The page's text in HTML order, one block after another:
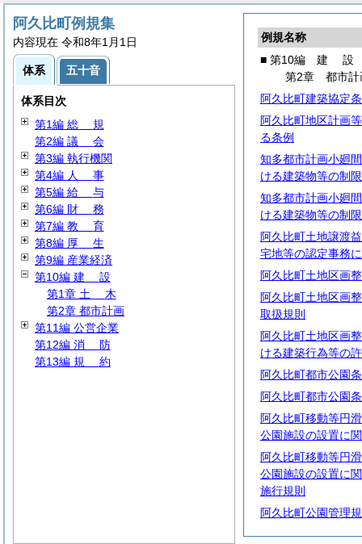
例規名称
■ 第10編 建 設
第2章 都市計
阿久比町建築協定
阿久比町地区計画
る条例
知多都市計画小廻
ける建築物等の制
知多都市計画小廻
ける建築物等の制
阿久比町土地譲渡
宅地等の認定事務
阿久比町土地区画
阿久比町土地区画
取扱規則
阿久比町土地区画
ける建築行為等の
阿久比町都市公園
阿久比町都市公園
阿久比町移動等円
公園施設の設置に
阿久比町移動等円
公園施設の設置に
施行規則
阿久比町公園管理
阿久比町例規集
内容現在 令和8年1月1日
体系 五十音
体系目次
第1編 総 規
第2編 議 会
第3編 執行機関
第4編 人 事
第5編 給 与
第6編 財 務
第7編 教 育
第8編 厚 生
第9編 産業経済
第10編 建 設
第1章 土 木
第2章 都市計画
第11編 公営企業
第12編 消 防
第13編 規 約